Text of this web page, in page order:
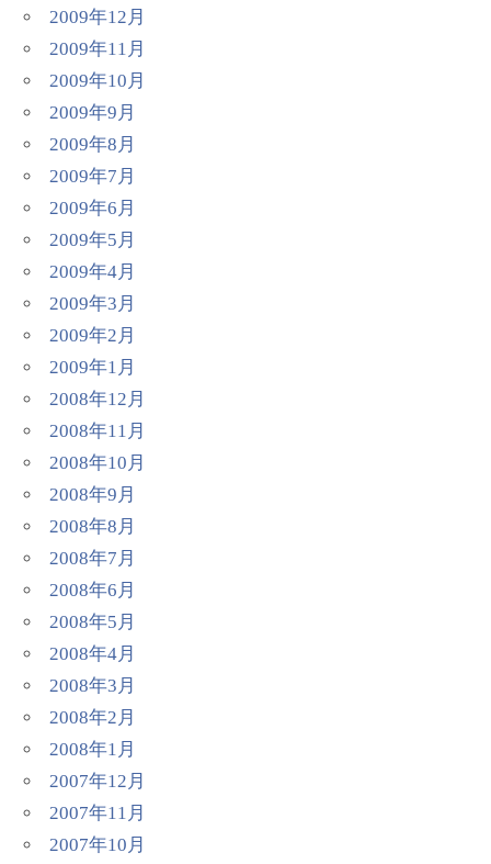
2009年12月
2009年11月
2009年10月
2009年9月
2009年8月
2009年7月
2009年6月
2009年5月
2009年4月
2009年3月
2009年2月
2009年1月
2008年12月
2008年11月
2008年10月
2008年9月
2008年8月
2008年7月
2008年6月
2008年5月
2008年4月
2008年3月
2008年2月
2008年1月
2007年12月
2007年11月
2007年10月